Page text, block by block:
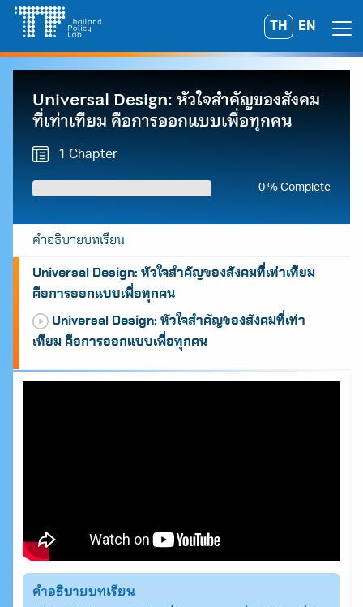
Skip
content
TH EN
Search
for:
Universal Design: หัวใจสำคัญของสังคม
ที่เท่าเทียม คือการออกแบบเพื่อทุกคน
1 Chapter
0 % Complete
คำอธิบายบทเรียน
Universal Design: หัวใจสำคัญของสังคมที่เท่าเทียม
คือการออกแบบเพื่อทุกคน
Universal Design: หัวใจสำคัญของสังคมที่เท่า
เทียม คือการออกแบบเพื่อทุกคน
คำอธิบายบทเรียน